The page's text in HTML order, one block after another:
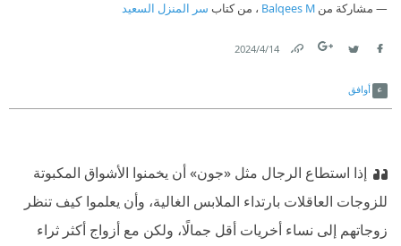
مشاركة من Balqees M ، من كتاب سر المنزل السعيد
14‏/4‏/2024
أوافق
إذا استطاع الرجال مثل «جون» أن يخمنوا الأشواق المكبوتة
للزوجات العاقلات بارتداء الملابس الغالية، وأن يعلموا كيف تنظر
زوجاتهم إلى نساء أخريات أقل جمالًا، ولكن مع أزواج أكثر ثراء